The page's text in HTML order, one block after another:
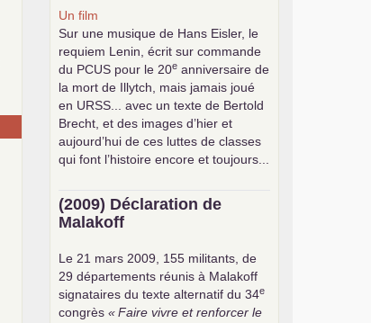
Un film
Sur une musique de Hans Eisler, le
requiem Lenin, écrit sur commande
du PCUS pour le 20e anniversaire de
la mort de Illytch, mais jamais joué
en URSS ... avec un texte de Bertold
Brecht, et des images d’hier et
aujourd’hui de ces luttes de classes
qui font l’histoire encore et toujours...
(2009) Déclaration de
Malakoff
Le 21 mars 2009, 155 militants, de
29 départements réunis à Malakoff
signataires du texte alternatif du 34e
congrès «Faire vivre et renforcer le